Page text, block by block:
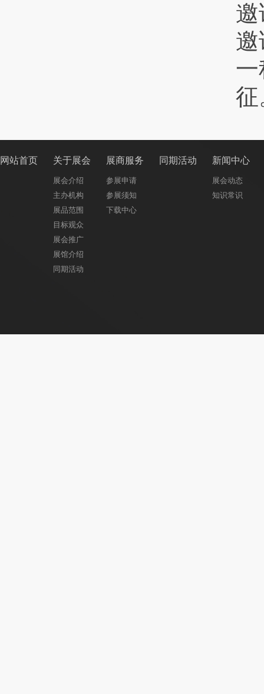
征
网站首页 关于展会
展会介绍
主办机构
展品范围
目标观众
展会推广
展馆介绍
同期活动
展商服务
参展申请
参展须知
下载中心
同期活动 新闻中心
展会动态
知识常识